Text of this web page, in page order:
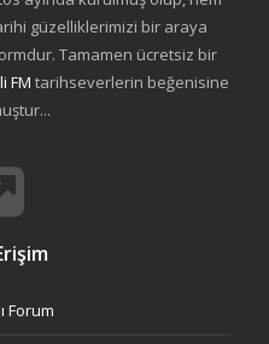
güzelliklerimizi bir araya
Tamamen ücretsiz bir
FM tarihseverlerin beğenisine
Forum